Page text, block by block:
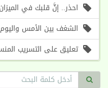
احذر.. إنَّ قلبك في الميزان
الشغف بين الأمس واليوم
تعليق على التسريب